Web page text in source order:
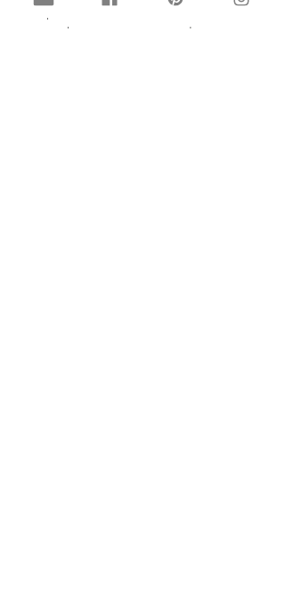
reproduire ce modèle
avec les noms et prénoms de votre